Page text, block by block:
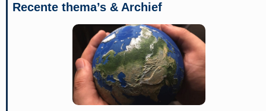
Recente thema’s & Archief